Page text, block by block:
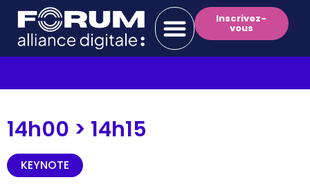
Inscrivez-
vous
14h00 > 14h15
KEYNOTE